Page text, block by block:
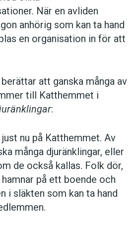
När en avliden
anhörig som kan ta hand
en organisation in för att
att ganska många av
till Katthemmet i
:
nu på Katthemmet. Av
många djuränklingar, eller
de också kallas. Folk dör,
på ett boende och
i släkten som kan ta hand